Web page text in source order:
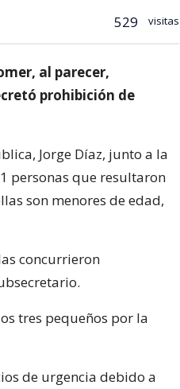
529 visitas
al parecer,
prohibición de
Jorge Díaz, junto a la
personas que resultaron
son menores de edad,
concurrieron
tres pequeños por la
de urgencia debido a